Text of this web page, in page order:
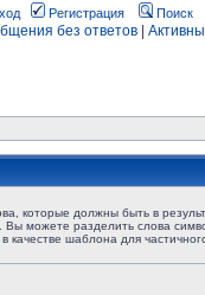
Регистрация Поиск
без ответов
которые должны быть в
Вы можете разделить слова
в качестве шаблона для